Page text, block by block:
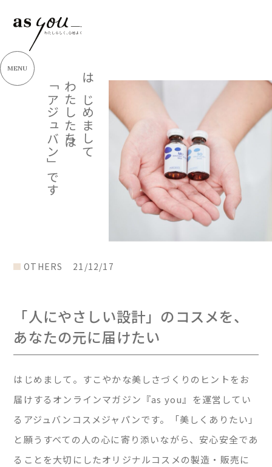
MENU
はじめまして
わたしたちは
「アジュバン」です
OTHERS 21/12/17
「人にやさしい設計」のコスメを、
あなたの元に届けたい
はじめまして。すこやかな美しさづくりのヒントをお
届けするオンラインマガジン『as you』を運営してい
るアジュバンコスメジャパンです。「美しくありたい」
と願うすべての人の心に寄り添いながら、安心安全であ
ることを大切にしたオリジナルコスメの製造・販売に